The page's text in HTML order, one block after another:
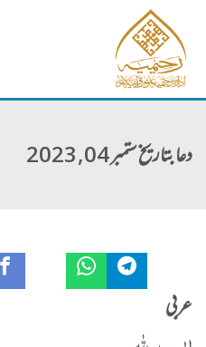
دعا بتاریخ ستمبر 04, 2023
عربی